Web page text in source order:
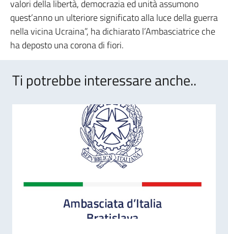
valori della libertà, democrazia ed unità assumono
quest’anno un ulteriore significato alla luce della guerra
nella vicina Ucraina”, ha dichiarato l’Ambasciatrice che
ha deposto una corona di fiori.
Ti potrebbe interessare anche..